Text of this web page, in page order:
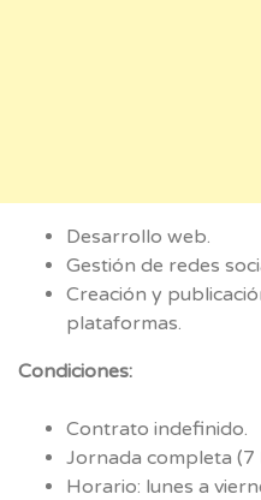
Desarrollo web.
Gestión de redes
Creación y
plataformas.
Condiciones:
Contrato indefinido.
Jornada completa (7
Horario: lunes a